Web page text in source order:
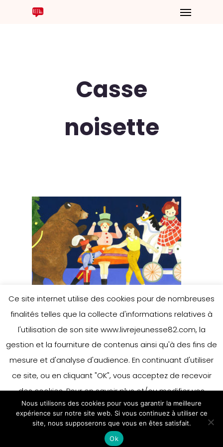
Casse
noisette
Ce site internet utilise des cookies pour de nombreuses
finalités telles que la collecte d'informations relatives à
l'utilisation de son site www.livrejeunesse82.com, la
gestion et la fourniture de contenus ainsi qu'à des fins de
mesure et d'analyse d'audience. En continuant d'utiliser
ce site, ou en cliquant "OK", vous acceptez de recevoir
des cookies. Pour en savoir plus et/ou modifier vos
préférences en matière de cookies, merci de vous référer
à notre politique sur les cookies.
Accepter
En savoir plus
Nous utilisons des cookies pour vous garantir la meilleure
expérience sur notre site web. Si vous continuez à utiliser ce
site, nous supposerons que vous en êtes satisfait.
Ok